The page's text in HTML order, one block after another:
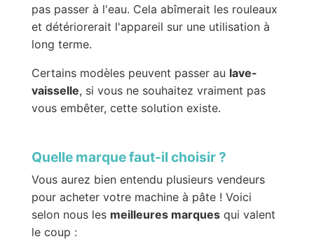
pas passer à l'eau. Cela abîmerait les rouleaux
et détériorerait l'appareil sur une utilisation à
long terme.
Certains modèles peuvent passer au lave-
vaisselle, si vous ne souhaitez vraiment pas
vous embêter, cette solution existe.
Quelle marque faut-il choisir ?
Vous aurez bien entendu plusieurs vendeurs
pour acheter votre machine à pâte ! Voici
selon nous les meilleures marquesqui valent
le coup :